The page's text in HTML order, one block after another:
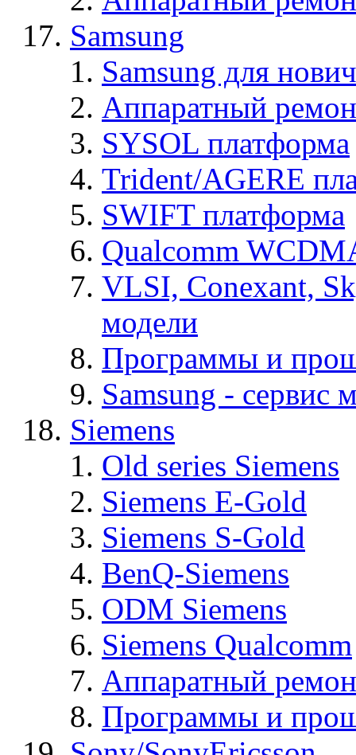
Samsung
Samsung для
Аппаратный
SYSOL платформа
Trident/AGERE
SWIFT платформа
Qualcomm
VLSI, Conexant,
модели
Программы и
Samsung - cервис
Siemens
Old series Siemens
Siemens E-Gold
Siemens S-Gold
BenQ-Siemens
ODM Siemens
Siemens Qualcomm
Аппаратный
Программы и